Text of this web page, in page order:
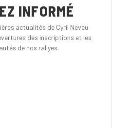
INFORMÉ
actualités de Cyril Neveu
des inscriptions et les
de nos rallyes.